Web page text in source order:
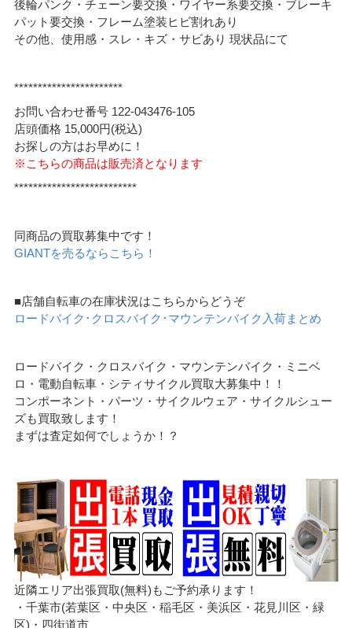
後輪パンク・チェーン要交換・ワイヤー系要交換・ブレーキ
パット要交換・フレーム塗装ヒビ割れあり
その他、使用感・スレ・キズ・サビあり 現状品にて
***********************
お問い合わせ番号 122-043476-105
店頭価格 15,000円(税込)
お探しの方はお早めに！
※こちらの商品は販売済となります
**************************
同商品の買取募集中です！
GIANTを売るならこちら！
■店舗自転車の在庫状況はこちらからどうぞ
ロードバイク･クロスバイク･マウンテンバイク入荷まとめ
ロードバイク・クロスバイク・マウンテンバイク・ミニベ
ロ・電動自転車・シティサイクル買取大募集中！！
コンポーネント・パーツ・サイクルウェア・サイクルシュー
ズも買取致します！
まずは査定如何でしょうか！？
近隣エリア出張買取(無料)もご予約承ります！
・千葉市(若葉区・中央区・稲毛区・美浜区・花見川区・緑
区)・四街道市